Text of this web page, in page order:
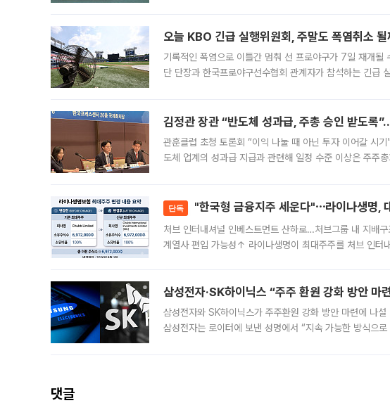
오늘 KBO 긴급 실행위원회, 주말도 폭염취소 될
기록적인 폭염으로 이틀간 멈춰 선 프로야구가 7일 재개
단 단장과 한국프로야구선수협회 관계자가 참석하는 긴급
김정관 장관 “반도체 성과급, 주총 승인 받도록
관훈클럽 초청 토론회 “이익 나눌 때 아닌 투자 이어갈 시
도체 업계의 성과급 지급과 관련해 일정 수준 이상은 주주
단독 "한국형 금융지주 세운다"⋯라이나생명,
처브 인터내셔널 인베스트먼트 산하로…처브그룹 내 지배
계열사 편입 가능성↑ 라이나생명이 최대주주를 처브 인터
삼성전자·SK하이닉스 “주주 환원 강화 방안 마
삼성전자와 SK하이닉스가 주주환원 강화 방안 마련에 나설 것이라고 밝혔다. 5일(현지
삼성전자는 로이터에 보낸 성명에서 “지속 가능한 방식으
댓글